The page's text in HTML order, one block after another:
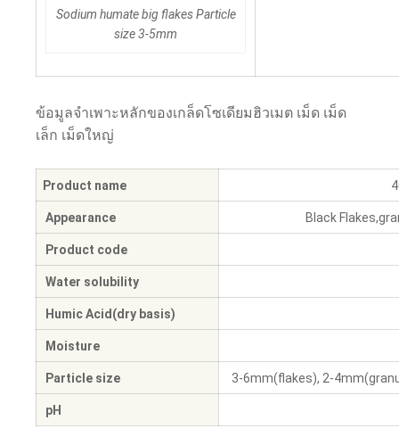
Sodium humate big flakes Particle
size 3-5mm
ข้อมูลจำเพาะหลักของเกล็ดโซเดียมฮิวเมต เม็ด เม็ด
เล็ก เม็ดใหญ่
Product name
Appearance Black
Product code
Water solubility
Humic Acid(dry basis)
Moisture
Particle size 3-6mm(flakes), 2-
pH